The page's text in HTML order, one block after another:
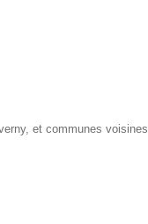
et communes voisines